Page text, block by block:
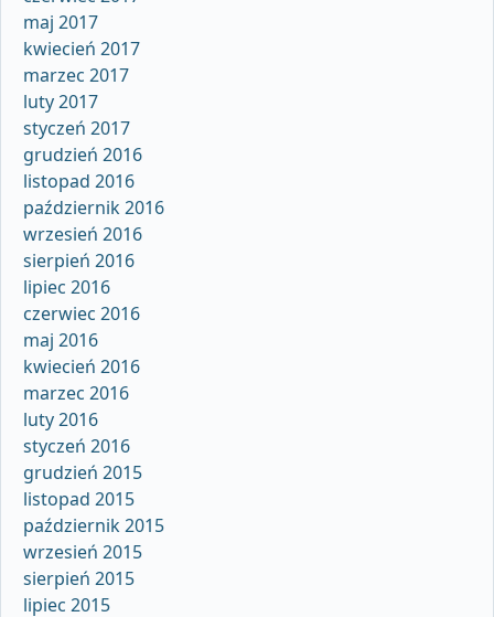
maj 2017
kwiecień 2017
marzec 2017
luty 2017
styczeń 2017
grudzień 2016
listopad 2016
październik 2016
wrzesień 2016
sierpień 2016
lipiec 2016
czerwiec 2016
maj 2016
kwiecień 2016
marzec 2016
luty 2016
styczeń 2016
grudzień 2015
listopad 2015
październik 2015
wrzesień 2015
sierpień 2015
lipiec 2015